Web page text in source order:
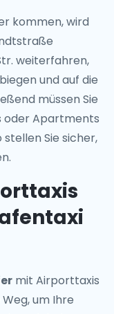
kommen, wird
weiterfahren,
und auf die
müssen Sie
oder Apartments
Sie sicher,
mit Airporttaxis
um Ihre